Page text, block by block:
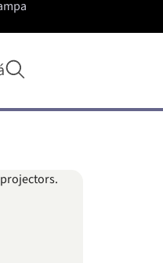
Apri ricerca